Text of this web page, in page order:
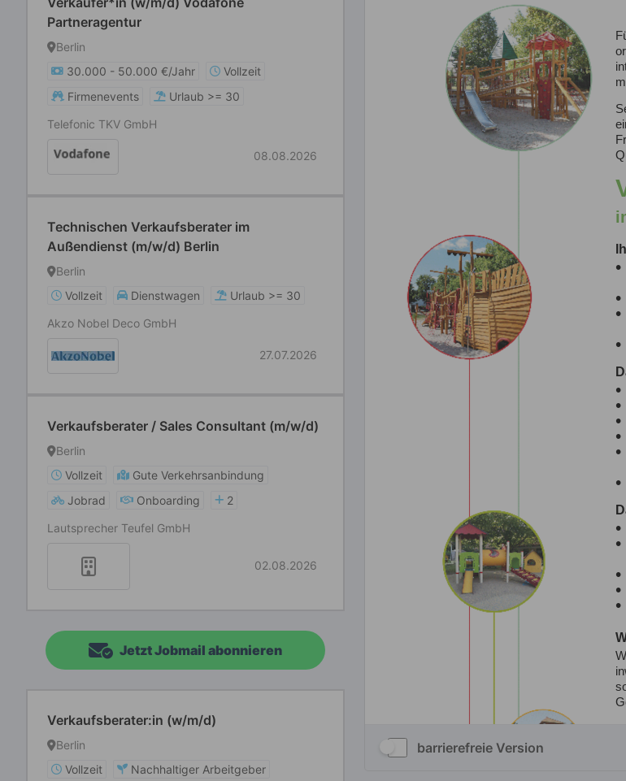
Partneragentur
Berlin
30.000 - 50.000 €/Jahr
Vollzeit
Firmenevents
Urlaub >= 30
Telefonic TKV GmbH
08.08.2026
Technischen Verkaufsberater im
Außendienst (m/w/d) Berlin
Berlin
Vollzeit
Dienstwagen
Urlaub >= 30
Akzo Nobel Deco GmbH
27.07.2026
Verkaufsberater / Sales Consultant (m/w/d)
Berlin
Vollzeit
Gute Verkehrsanbindung
Jobrad
Onboarding
2
Lautsprecher Teufel GmbH
02.08.2026
Jetzt Jobmail abonnieren
Verkaufsberater:in (w/m/d)
Berlin
Vollzeit
Nachhaltiger Arbeitgeber
barrierefreie Version